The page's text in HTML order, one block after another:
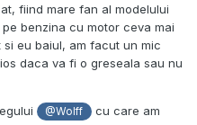
fiind mare fan al modelului
benzina cu motor ceva mai
eu baiul, am facut un mic
daca va fi o greseala sau nu
@Wolff
cu care am